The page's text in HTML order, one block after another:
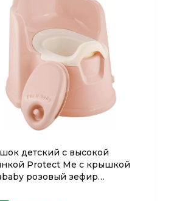
детский с высокой
Protect Me с крышкой
розовый зефир